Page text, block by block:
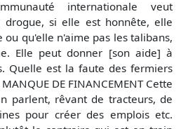
internationale veut
si elle est honnête, elle
ou qu'elle n'aime pas les talibans,
Elle peut donner [son aide] à
Quelle est la faute des fermiers
DE FINANCEMENT Cette
parlent, rêvant de tracteurs, de
pour créer des emplois etc.